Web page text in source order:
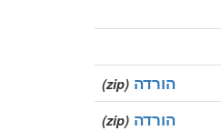
הורדה (zip)
הורדה (zip)